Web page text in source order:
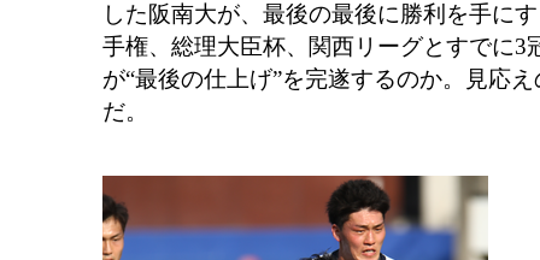
した阪南大が、最後の最後に勝利を手に
手権、総理大臣杯、関西リーグとすでに3
が“最後の仕上げ”を完遂するのか。見応
だ。